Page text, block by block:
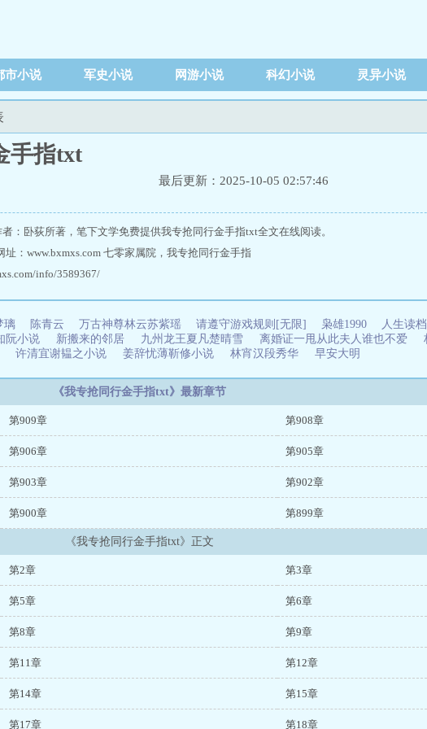
市小说 军史小说 网游小说 科幻小说 灵异小说
手指txt
最后更新：2025-10-05 02:57:46
：卧荻所著，笔下文学免费提供我专抢同行金手指txt全文在线阅读。
：www.bxmxs.com 七零家属院，我专抢同行金手指
info/3589367/
璃 陈青云 万古神尊林云苏紫瑶 请遵守游戏规则[无限] 枭雄1990 人生读
阮小说 新搬来的邻居 九州龙王夏凡楚晴雪 离婚证一甩从此夫人谁也不爱
许清宜谢韫之小说 姜辞忧薄靳修小说 林宵汉段秀华 早安大明
《我专抢同行金手指txt》最新章节
第909章 第908章
第906章 第905章
第903章 第902章
第900章 第899章
《我专抢同行金手指txt》正文
第2章 第3章
第5章 第6章
第8章 第9章
第11章 第12章
第14章 第15章
第17章 第18章